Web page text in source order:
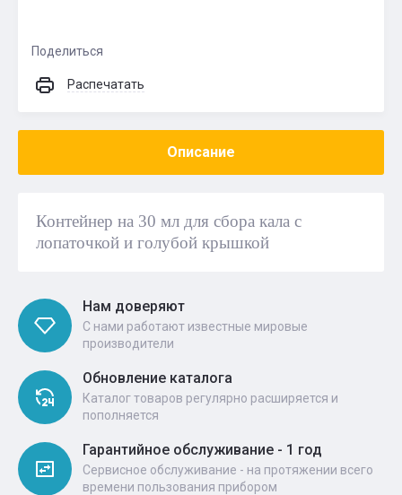
Поделиться
Распечатать
Описание
Контейнер на 30 мл для сбора кала с
лопаточкой и голубой крышкой
Нам доверяют
С нами работают известные мировые
производители
Обновление каталога
Каталог товаров регулярно расширяется и
пополняется
Гарантийное обслуживание - 1 год
Сервисное обслуживание - на протяжении всего
времени пользования прибором